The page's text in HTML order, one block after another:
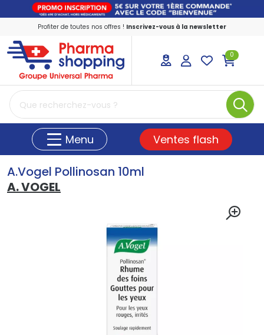
Profiter de toutes nos offres ! Inscrivez-vous à la newsletter
PharmaShopping Votre pharmacie en
0
Menu Ventes flash
A.Vogel Pollinosan 10ml
A. VOGEL